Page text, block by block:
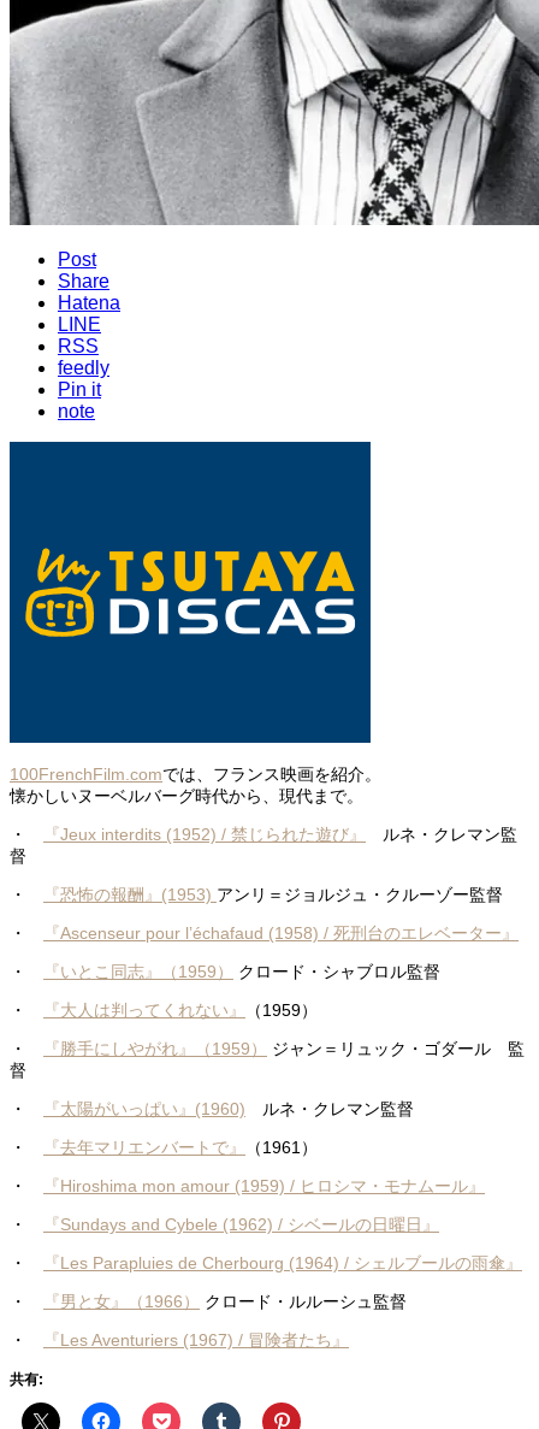
Post
Share
Hatena
LINE
RSS
feedly
Pin it
note
100FrenchFilm.comでは、フランス映画を紹介。
懐かしいヌーベルバーグ時代から、現代まで。
・
『Jeux interdits (1952) / 禁じられた遊び』
ルネ・クレマン監
督
・
『恐怖の報酬』(1953) アンリ＝ジョルジュ・クルーゾー監督
・
『Ascenseur pour l’échafaud (1958) / 死刑台のエレベーター』
・
『いとこ同志』（1959）
クロード・シャブロル監督
・
『大人は判ってくれない』
（1959）
・
『勝手にしやがれ』（1959）
ジャン＝リュック・ゴダール 監
督
・
『太陽がいっぱい』(1960) ルネ・クレマン監督
・
『去年マリエンバートで』
（1961）
・
『Hiroshima mon amour (1959) / ヒロシマ・モナムール』
・
『Sundays and Cybele (1962) / シベールの日曜日』
・
『Les Parapluies de Cherbourg (1964) / シェルブールの雨傘』
・
『男と女』（1966）
クロード・ルルーシュ監督
・
『Les Aventuriers (1967) / 冒険者たち』
共有: